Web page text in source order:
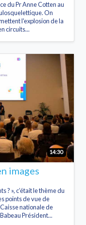
du Pr Anne Cotten au
On
l'explosion de la
circuits...
14:30
images
? », c’était le thème du
points de vue de
nationale de
Président...